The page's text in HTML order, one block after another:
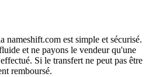
nameshift.com est simple et sécurisé.
et ne payons le vendeur qu'une
Si le transfert ne peut pas être
remboursé.